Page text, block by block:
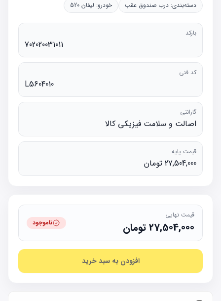
دسته‌بندی: درب صندوق عقب خودرو: لیفان 520
بارکد
702020031011
کد فنی
L5604010
گارانتی
اصالت و سلامت فیزیکی کالا
قیمت پایه
27,504,000 تومان
قیمت نهایی
27,504,000تومان ناموجود
افزودن به سبد خرید